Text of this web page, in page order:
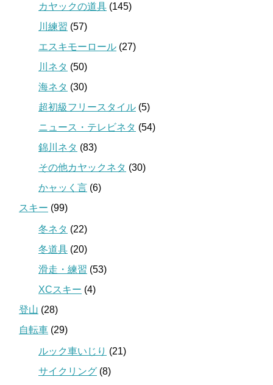
カヤックの道具 (145)
川練習 (57)
エスキモーロール (27)
川ネタ (50)
海ネタ (30)
超初級フリースタイル (5)
ニュース・テレビネタ (54)
錦川ネタ (83)
その他カヤックネタ (30)
かャッく言 (6)
スキー (99)
冬ネタ (22)
冬道具 (20)
滑走・練習 (53)
XCスキー (4)
登山 (28)
自転車 (29)
ルック車いじり (21)
サイクリング (8)